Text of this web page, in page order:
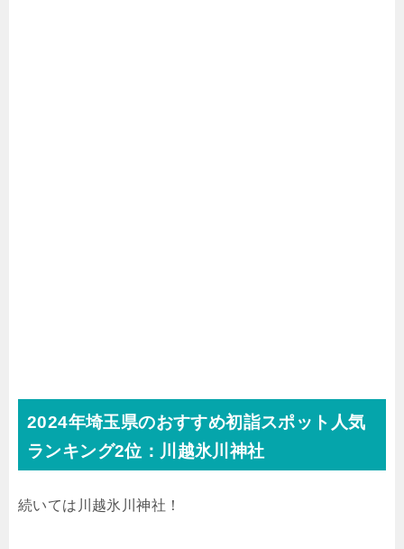
2024年埼玉県のおすすめ初詣スポット人気
ランキング2位：川越氷川神社
続いては川越氷川神社！